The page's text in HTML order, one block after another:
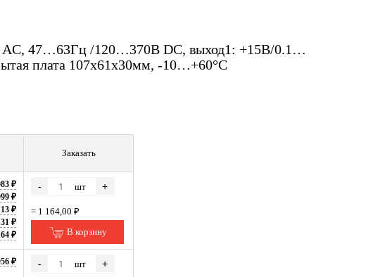
AC, 47…63Гц /120…370В DC, выход1: +15В/0.1…
плата 107х61х30мм, -10…+60°С
Заказать
₽
₽
₽
₽
₽
- шт +
= 1 164,00 ₽
В корзину
₽ - шт +